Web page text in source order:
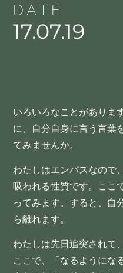
DATE
17.07.19
いろいろなことがありま
に、自分自身に言う言葉
てみませんか。
わたしはエンパスなので
吸われる性質です。ここ
ってみます。すると、自
ら離れます。
わたしは先日追突されて
ここで、「なるようにな